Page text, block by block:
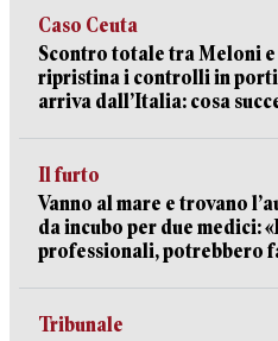
Caso Ceuta
Scontro totale tra Meloni e
ripristina i controlli in
arriva dall’Italia: cosa
Il furto
Vanno al mare e trovano
da incubo per due medici:
professionali, potrebbero
Tribunale